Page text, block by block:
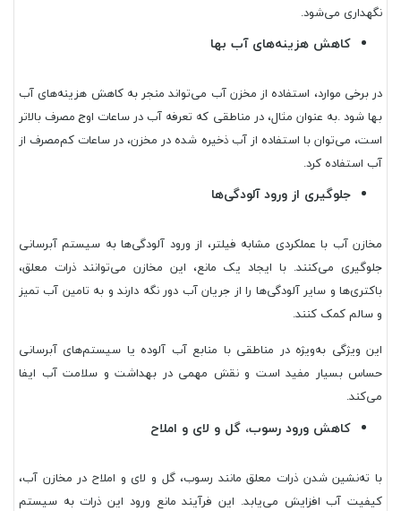
نگهداری می‌شود.
کاهش هزینه‌های آب بها
در برخی موارد، استفاده از مخزن آب می‌تواند منجر به کاهش هزینه‌های آب
بها شود .به عنوان مثال، در مناطقی که تعرفه آب در ساعات اوج مصرف بالاتر
است، می‌توان با استفاده از آب ذخیره شده در مخزن، در ساعات کم‌مصرف از
آب استفاده کرد.
جلوگیری از ورود آلودگی‌ها
مخازن آب با عملکردی مشابه فیلتر، از ورود آلودگی‌ها به سیستم آبرسانی
جلوگیری می‌کنند. با ایجاد یک مانع، این مخازن می‌توانند ذرات معلق،
باکتری‌ها و سایر آلودگی‌ها را از جریان آب دور نگه دارند و به تامین آب تمیز
و سالم کمک کنند.
این ویژگی به‌ویژه در مناطقی با منابع آب آلوده یا سیستم‌های آبرسانی
حساس بسیار مفید است و نقش مهمی در بهداشت و سلامت آب ایفا
می‌کند.
کاهش ورود رسوب، گل و لای و املاح
با ته‌نشین شدن ذرات معلق مانند رسوب، گل و لای و املاح در مخازن آب،
کیفیت آب افزایش می‌یابد. این فرآیند مانع ورود این ذرات به سیستم